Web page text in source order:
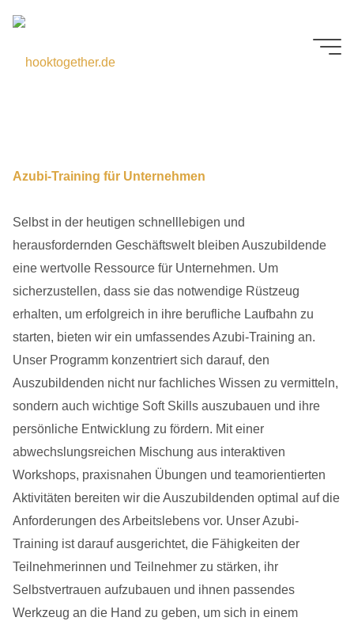
springen
Azubi-Training für Unternehmen
Selbst in der heutigen schnelllebigen und
herausfordernden Geschäftswelt bleiben Auszubildende
eine wertvolle Ressource für Unternehmen. Um
sicherzustellen, dass sie das notwendige Rüstzeug
erhalten, um erfolgreich in ihre berufliche Laufbahn zu
starten, bieten wir ein umfassendes Azubi-Training an.
Unser Programm konzentriert sich darauf, den
Auszubildenden nicht nur fachliches Wissen zu vermitteln,
sondern auch wichtige Soft Skills auszubauen und ihre
persönliche Entwicklung zu fördern. Mit einer
abwechslungsreichen Mischung aus interaktiven
Workshops, praxisnahen Übungen und teamorientierten
Aktivitäten bereiten wir die Auszubildenden optimal auf die
Anforderungen des Arbeitslebens vor. Unser Azubi-
Training ist darauf ausgerichtet, die Fähigkeiten der
Teilnehmerinnen und Teilnehmer zu stärken, ihr
Selbstvertrauen aufzubauen und ihnen passendes
Werkzeug an die Hand zu geben, um sich in einem